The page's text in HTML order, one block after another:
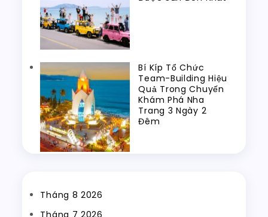
Bí Kíp Tổ Chức
Team-Building Hiệu
Quả Trong Chuyến
Khám Phá Nha
Trang 3 Ngày 2
Đêm
Tháng 8 2026
Tháng 7 2026